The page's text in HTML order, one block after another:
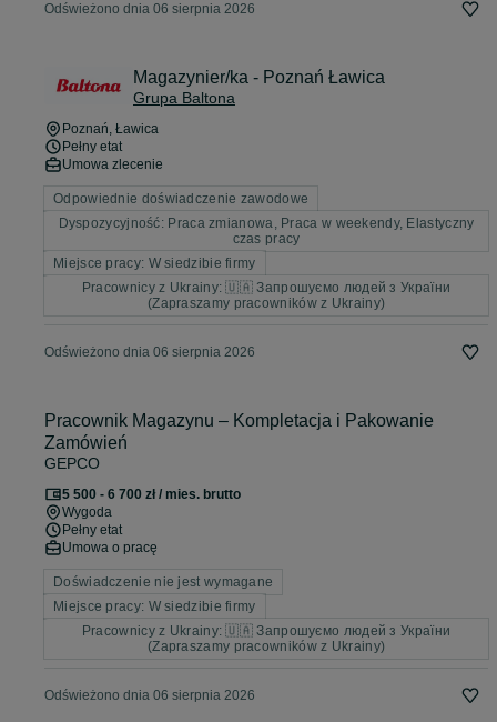
Odświeżono dnia 06 sierpnia 2026
Magazynier/ka - Poznań Ławica
Grupa Baltona
Poznań, Ławica
Pełny etat
Umowa zlecenie
Odpowiednie doświadczenie zawodowe
Dyspozycyjność: Praca zmianowa, Praca w weekendy, Elastyczny
czas pracy
Miejsce pracy: W siedzibie firmy
Pracownicy z Ukrainy: 🇺🇦 Запрошуємо людей з України
(Zapraszamy pracowników z Ukrainy)
Odświeżono dnia 06 sierpnia 2026
Pracownik Magazynu – Kompletacja i Pakowanie
Zamówień
GEPCO
5 500 - 6 700 zł / mies. brutto
Wygoda
Pełny etat
Umowa o pracę
Doświadczenie nie jest wymagane
Miejsce pracy: W siedzibie firmy
Pracownicy z Ukrainy: 🇺🇦 Запрошуємо людей з України
(Zapraszamy pracowników z Ukrainy)
Odświeżono dnia 06 sierpnia 2026